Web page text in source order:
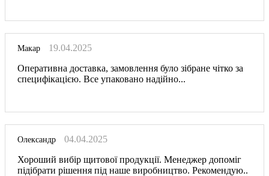
Макар
19.04.2025
Оперативна доставка, замовлення було зібране чітко за
специфікацією. Все упаковано надійно...
Олександр
04.04.2025
Хороший вибір щитової продукції. Менеджер допоміг
підібрати рішення під наше виробництво. Рекомендую..